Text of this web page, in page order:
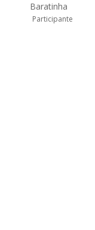
Baratinha
Participante